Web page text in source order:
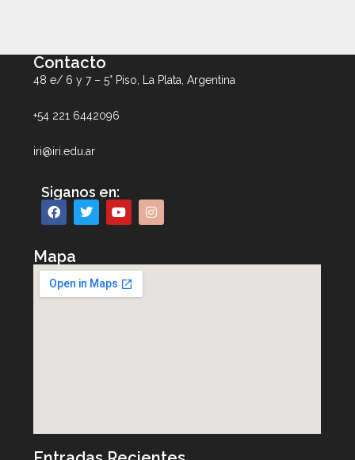
Contacto
48 e/ 6 y 7 – 5° Piso, La Plata, Argentina
+54 221 6442096
iri@iri.edu.ar
Siganos en:
Mapa